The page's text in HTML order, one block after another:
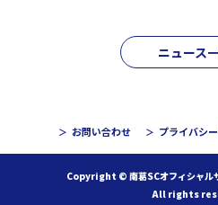
ニュース
お問い合わせ プライバシ
Copyright © 南葛SCオフィシャル
All rights